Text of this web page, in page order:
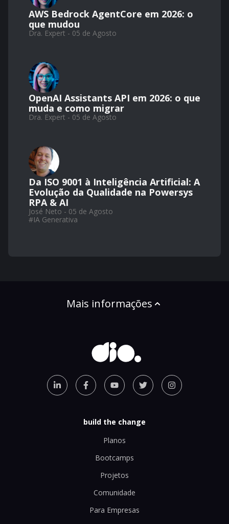
AWS Bedrock AgentCore em 2026: o
que mudou
Dra. Expert - 05 de Agosto
OpenAI Assistants API em 2026: o que
muda e como migrar
Dra. Expert - 05 de Agosto
Da ISO 9001 à Inteligência Artificial: A
Evolução da Qualidade na Powersys
RPA & AI
José Neto - 05 de Agosto
#IA Generativa
Mais informações
build the change
Planos
Bootcamps
Projetos
Comunidade
Para Empresas